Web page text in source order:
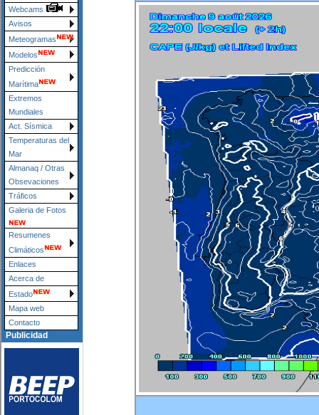
Webcams
Avisos
Meteogramas
Modelos
Predicción
Marítima
Extremos
Mundiales
Act. Sísmica
Temperaturas del
Mar
Almanaq / Otras
Obsevaciones
Tráficos
Galeria de Fotos
Resumenes
Climáticos
Enlaces
Acerca de
Estado
Mapa web
Contacto
Publicidad